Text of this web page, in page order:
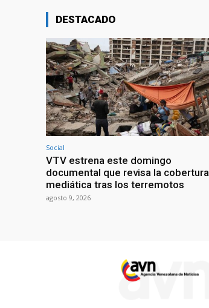
DESTACADO
Social
VTV estrena este domingo
documental que revisa la cobertura
mediática tras los terremotos
agosto 9, 2026